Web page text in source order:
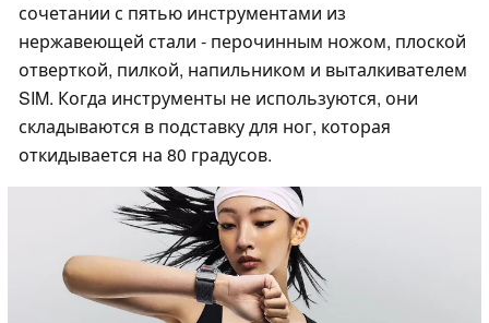
сочетании с пятью инструментами из
нержавеющей стали - перочинным ножом, плоской
отверткой, пилкой, напильником и выталкивателем
SIM. Когда инструменты не используются, они
складываются в подставку для ног, которая
откидывается на 80 градусов.